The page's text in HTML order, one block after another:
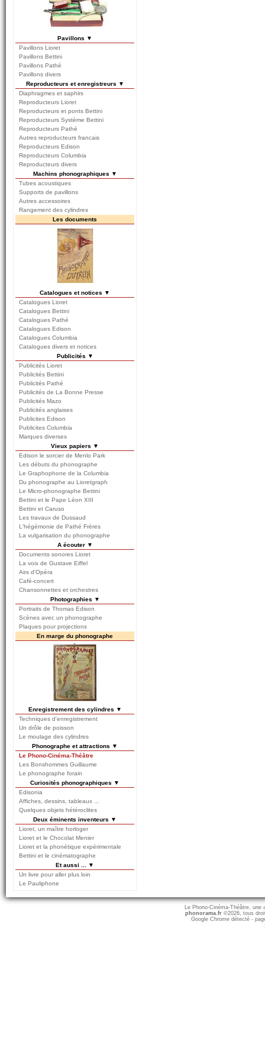
Pavillons ▼
Pavillons Lioret
Pavillons Bettini
Pavillons Pathé
Pavillons divers
Reproducteurs et enregistreurs ▼
Diaphragmes et saphirs
Reproducteurs Lioret
Reproducteurs et ponts Bettini
Reproducteurs Système Bettini
Reproducteurs Pathé
Autres reproducteurs francais
Reproducteurs Edison
Reproducteurs Columbia
Reproducteurs divers
Machins phonographiques ▼
Tubes acoustiques
Supports de pavillons
Autres accessoires
Rangement des cylindres
Les documents
Catalogues et notices ▼
Catalogues Lioret
Catalogues Bettini
Catalogues Pathé
Catalogues Edison
Catalogues Columbia
Catalogues divers et notices
Publicités ▼
Publicités Lioret
Publicités Bettini
Publicités Pathé
Publicités de La Bonne Presse
Publicités Mazo
Publicités anglaises
Publicites Edison
Publicites Columbia
Marques diverses
Vieux papiers ▼
Edison le sorcier de Menlo Park
Les débuts du phonographe
Le Graphophone de la Columbia
Du phonographe au Lioretgraph
Le Micro-phonographe Bettini
Bettini et le Pape Léon XIII
Bettini et Caruso
Les travaux de Dussaud
L'hégémonie de Pathé Frères
La vulgarisation du phonographe
A écouter ▼
Documents sonores Lioret
La voix de Gustave Eiffel
Airs d'Opéra
Café-concert
Chansonnettes et orchestres
Photographies ▼
Portraits de Thomas Edison
Scènes avec un phonographe
Plaques pour projections
En marge du phonographe
Enregistrement des cylindres ▼
Techniques d'enregistrement
Un drôle de poisson
Le moulage des cylindres
Phonographe et attractions ▼
Le Phono-Cinéma-Théâtre
Les Bonshommes Guillaume
Le phonographe forain
Curiosités phonographiques ▼
Edisonia
Affiches, dessins, tableaux ...
Quelques objets hétéroclites
Deux éminents inventeurs ▼
Lioret, un maître horloger
Lioret et le Chocolat Menier
Lioret et la phonétique expérimentale
Bettini et le cinématographe
Et aussi ... ▼
Un livre pour aller plus loin
Le Pauliphone
Le Phono-Cinéma-Théâtre, une
phonorama.fr©2026, tous
Google Chrome détecté -